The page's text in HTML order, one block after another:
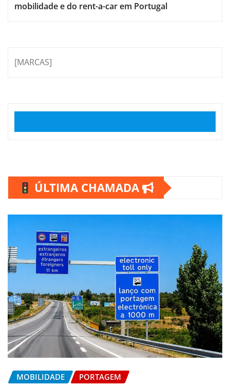
mobilidade e do rent-a-car em Portugal
[MARCAS]
ÚLTIMA CHAMADA
MOBILIDADE PORTAGEM